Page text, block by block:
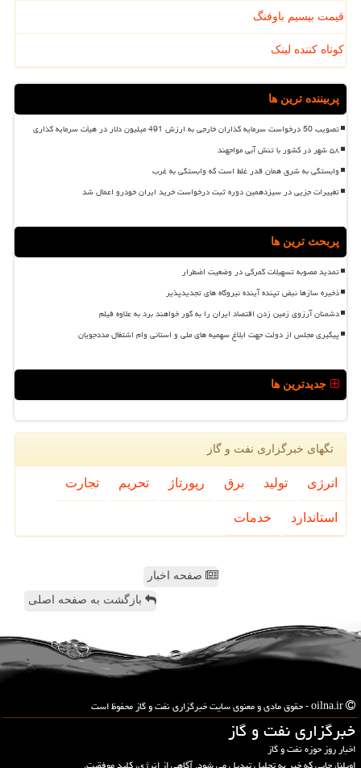
قیمت بیسیم باوفنگ
کوتاه کننده لینک
پربیننده ترین ها
تصویب 50 درخواست سرمایه گذاران خارجی به ارزش 491 میلیون دلار در هیأت سرمایه گذاری
۵۸ شهر در کشور با تنش آبی مواجهند
وابستگی به شرق همان قدر غلط است که وابستگی به غرب
تغییرات جزیی در سیزدهمین دوره ثبت درخواست خرید ایران خودرو اعمال شد
پربحث ترین ها
تمدید مصوبه تسهیلات گمرکی در وضعیت اضطرار
ذخیره سازها نبض تپنده آینده نیروگاه های تجدیدپذیر
دشمنان آرزوی زمین زدن اقتصاد ایران را به گور خواهند برد به علاوه فیلم
پیگیری مجلس از دولت جهت ابلاغ سهمیه های ملی و استانی وام اشتغال مددجویان
جدیدترین ها
تگهای خبرگزاری نفت و گاز
انرژی تولید برق رپورتاژ تحریم تجارت
استاندارد خدمات
صفحه اخبار
بازگشت به صفحه اصلی
خبرگزاری نفت و گاز
اخبار روز حوزه نفت و گاز